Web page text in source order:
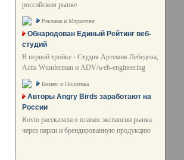
российском рынке
Реклама и Маркетинг
Обнародован Единый Рейтинг веб-
студий
В первой тройке - Студия Артемия Лебедева,
Actis Wunderman и ADV/web-engineering
Бизнес и Политика
Авторы Angry Birds заработают на
России
Rovio рассказала о планах экспансии рынка
через парки и брендированную продукцию